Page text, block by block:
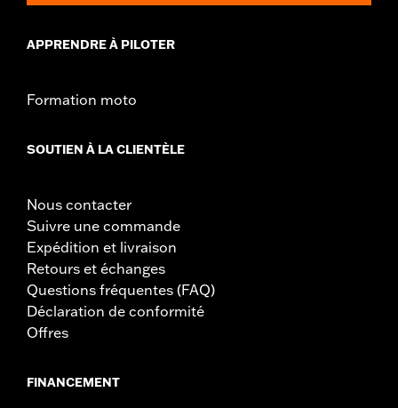
APPRENDRE À PILOTER
Formation moto
SOUTIEN À LA CLIENTÈLE
Nous contacter
Suivre une commande
Expédition et livraison
Retours et échanges
Questions fréquentes (FAQ)
Déclaration de conformité
Offres
FINANCEMENT